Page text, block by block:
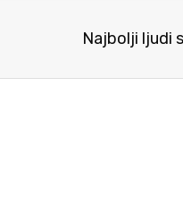
Najbolji ljudi